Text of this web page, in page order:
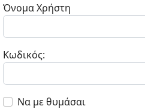
Όνομα Χρήστη
Κωδικός:
Να με θυμάσαι